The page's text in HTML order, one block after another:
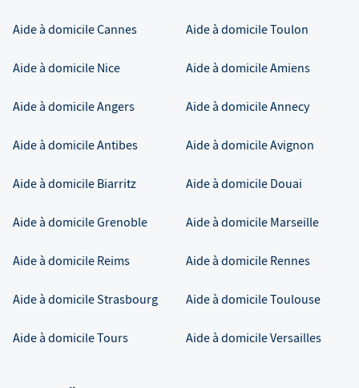
Aide à domicileCannes Aide à domicileToulon
Aide à domicile Nice Aide à domicileAmiens
Aide à domicileAngers Aide à domicileAnnecy
Aide à domicileAntibes Aide à domicileAvignon
Aide à domicile Biarritz Aide à domicile Douai
Aide à domicileGrenoble Aide à domicile Marseille
Aide à domicile Reims Aide à domicile Rennes
Aide à domicileStrasbourg Aide à domicileToulouse
Aide à domicileTours Aide à domicileVersailles